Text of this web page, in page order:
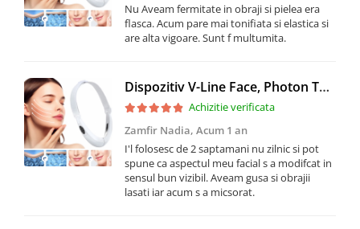
Nu Aveam fermitate in obraji si pielea era
flasca. Acum pare mai tonifiata si elastica si
are alta vigoare. Sunt f multumita.
Dispozitiv V-Line Face, Photon Therapy Slimming Vibration, CRM, non-invaziv, pentru barbie, alb
Achizitie verificata
Zamfir Nadia, Acum 1 an
I'l folosesc de 2 saptamani nu zilnic si pot
spune ca aspectul meu facial s a modifcat in
sensul bun vizibil. Aveam gusa si obrajii
lasati iar acum s a micsorat.